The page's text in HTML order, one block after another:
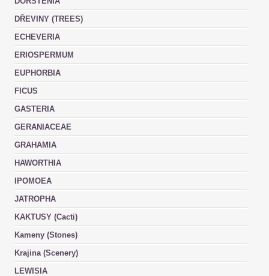
DŘEVINY (TREES)
ECHEVERIA
ERIOSPERMUM
EUPHORBIA
FICUS
GASTERIA
GERANIACEAE
GRAHAMIA
HAWORTHIA
IPOMOEA
JATROPHA
KAKTUSY (Cacti)
Kameny (Stones)
Krajina (Scenery)
LEWISIA